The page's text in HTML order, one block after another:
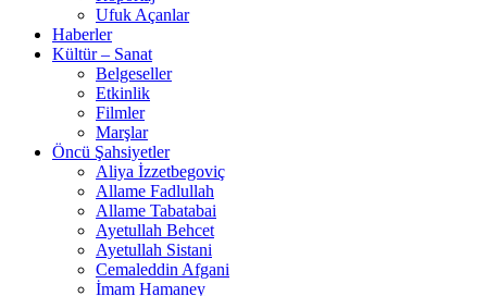
Ufuk Açanlar
Haberler
Kültür – Sanat
Belgeseller
Etkinlik
Filmler
Marşlar
Öncü Şahsiyetler
Aliya İzzetbegoviç
Allame Fadlullah
Allame Tabatabai
Ayetullah Behcet
Ayetullah Sistani
Cemaleddin Afgani
İmam Hamaney